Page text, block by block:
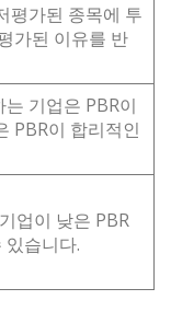
평가된 종목에 투
가된 이유를 반
기업은 PBR이
PBR이 합리적인
업이 낮은 PBR
습니다.